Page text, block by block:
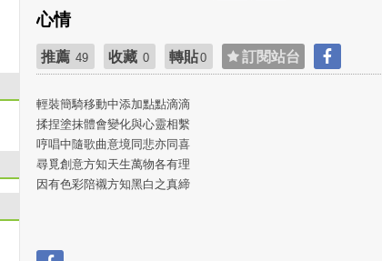
心情
推薦 49 收藏 0 轉貼0 訂閱站台
輕裝簡騎移動中添加點點滴滴
揉捏塗抹體會變化與心靈相繫
哼唱中隨歌曲意境同悲亦同喜
尋覓創意方知天生萬物各有理
因有色彩陪襯方知黑白之真締